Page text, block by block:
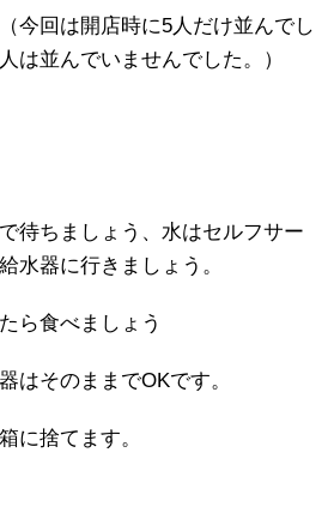
今回は開店時に5人だけ並んでし
は並んでいませんでした。）
待ちましょう、水はセルフサー
水器に行きましょう。
ら食べましょう
はそのままでOKです。
に捨てます。